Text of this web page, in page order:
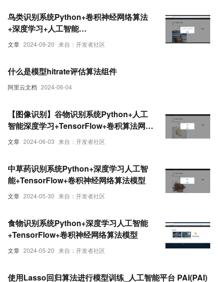
文章 2024-09-20 来自：开发者社区
鸟类识别系统Python+卷积神经网络算法
+深度学习+人工智能
+TensorFlow+ResNet50算法模型+图像
阿里云文档 2024-06-04
什么是模型hitrate评估算法组件
文章 2024-06-03 来自：开发者社区
【图像识别】谷物识别系统Python+人工
智能深度学习+TensorFlow+卷积算法网络
模型+图像识别
文章 2024-05-30 来自：开发者社区
中草药识别系统Python+深度学习人工智
能+TensorFlow+卷积神经网络算法模型
文章 2024-05-20 来自：开发者社区
食物识别系统Python+深度学习人工智能
+TensorFlow+卷积神经网络算法模型
使用Lasso回归算法进行模型训练_人工智能平台 PAI(PAI)